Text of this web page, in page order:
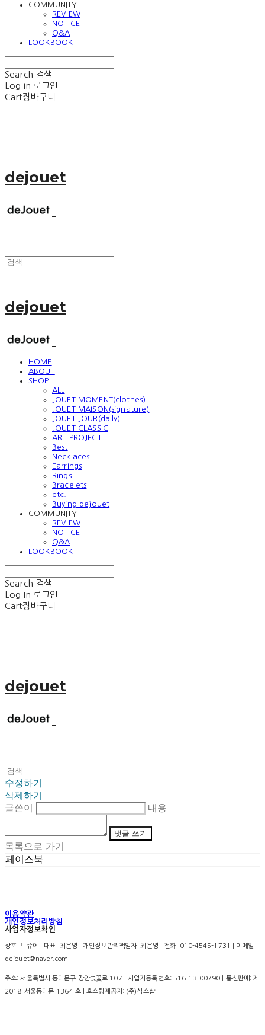
COMMUNITY
REVIEW
NOTICE
Q&A
LOOKBOOK
Search 검색
Log In 로그인
Cart장바구니
dejouet
dejouet
HOME
ABOUT
SHOP
ALL
JOUET MOMENT(clothes)
JOUET MAISON(signature)
JOUET JOUR(daily)
JOUET CLASSIC
ART PROJECT
Best
Necklaces
Earrings
Rings
Bracelets
etc.
Buying dejouet
COMMUNITY
REVIEW
NOTICE
Q&A
LOOKBOOK
Search 검색
Log In 로그인
Cart장바구니
dejouet
수정하기
삭제하기
글쓴이
내용
댓글 쓰기
목록으로 가기
페이스북
이용약관
개인정보처리방침
사업자정보확인
상호: 드쥬에 | 대표: 최은영 | 개인정보관리책임자: 최은영 | 전화: 010-4545-1731 | 이메일:
dejouet@naver.com
주소: 서울특별시 동대문구 장안벚꽃로 107 | 사업자등록번호: 516-13-00790 | 통신판매:제
2018-서울동대문-1364 호| 호스팅제공자: (주)식스샵